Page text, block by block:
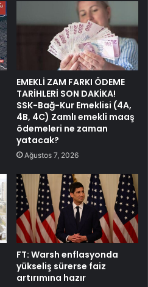
EMEKLİ ZAM FARKI ÖDEME
TARİHLERİ SON DAKİKA!
SSK-Bağ-Kur Emeklisi (4A,
4B, 4C) Zamlı emekli maaş
ödemeleri ne zaman
yatacak?
Ağustos 7, 2026
FT: Warsh enflasyonda
yükseliş sürerse faiz
artırımına hazır